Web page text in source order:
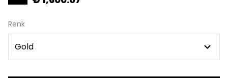
Renk